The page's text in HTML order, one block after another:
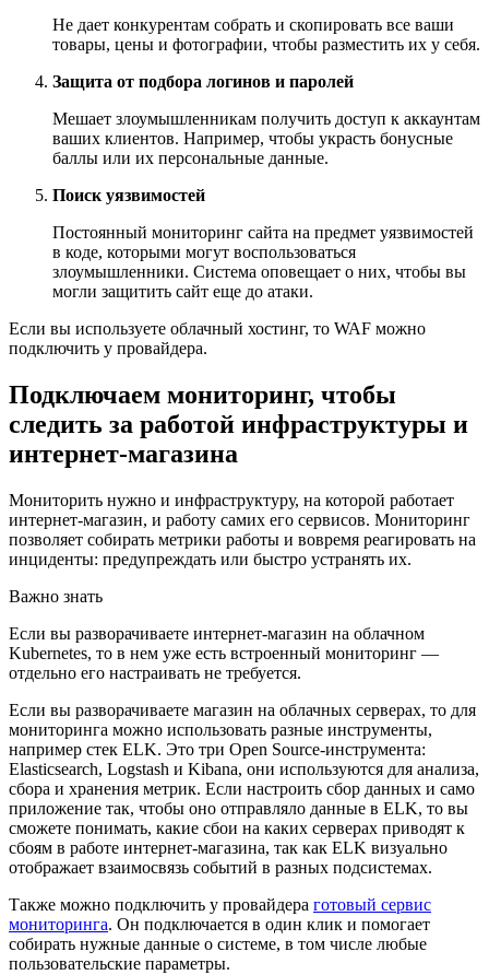
Не дает конкурентам собрать и скопировать все ваши
товары, цены и фотографии, чтобы разместить их у себя.
Защита от подбора логинов и паролей
Мешает злоумышленникам получить доступ к аккаунтам
ваших клиентов. Например, чтобы украсть бонусные
баллы или их персональные данные.
Поиск уязвимостей
Постоянный мониторинг сайта на предмет уязвимостей
в коде, которыми могут воспользоваться
злоумышленники. Система оповещает о них, чтобы вы
могли защитить сайт еще до атаки.
Если вы используете облачный хостинг, то WAF можно
подключить у провайдера.
Подключаем мониторинг, чтобы
следить за работой инфраструктуры и
интернет-магазина
Мониторить нужно и инфраструктуру, на которой работает
интернет-магазин, и работу самих его сервисов. Мониторинг
позволяет собирать метрики работы и вовремя реагировать на
инциденты: предупреждать или быстро устранять их.
Важно знать
Если вы разворачиваете интернет-магазин на облачном
Kubernetes, то в нем уже есть встроенный мониторинг —
отдельно его настраивать не требуется.
Если вы разворачиваете магазин на облачных серверах, то для
мониторинга можно использовать разные инструменты,
например стек ELK. Это три Open Source-инструмента:
Elasticsearch, Logstash и Kibana, они используются для анализа,
сбора и хранения метрик. Если настроить сбор данных и само
приложение так, чтобы оно отправляло данные в ELK, то вы
сможете понимать, какие сбои на каких серверах приводят к
сбоям в работе интернет-магазина, так как ELK визуально
отображает взаимосвязь событий в разных подсистемах.
Также можно подключить у провайдера готовый сервис
мониторинга. Он подключается в один клик и помогает
собирать нужные данные о системе, в том числе любые
пользовательские параметры.